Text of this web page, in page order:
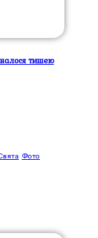
тишею
Фото